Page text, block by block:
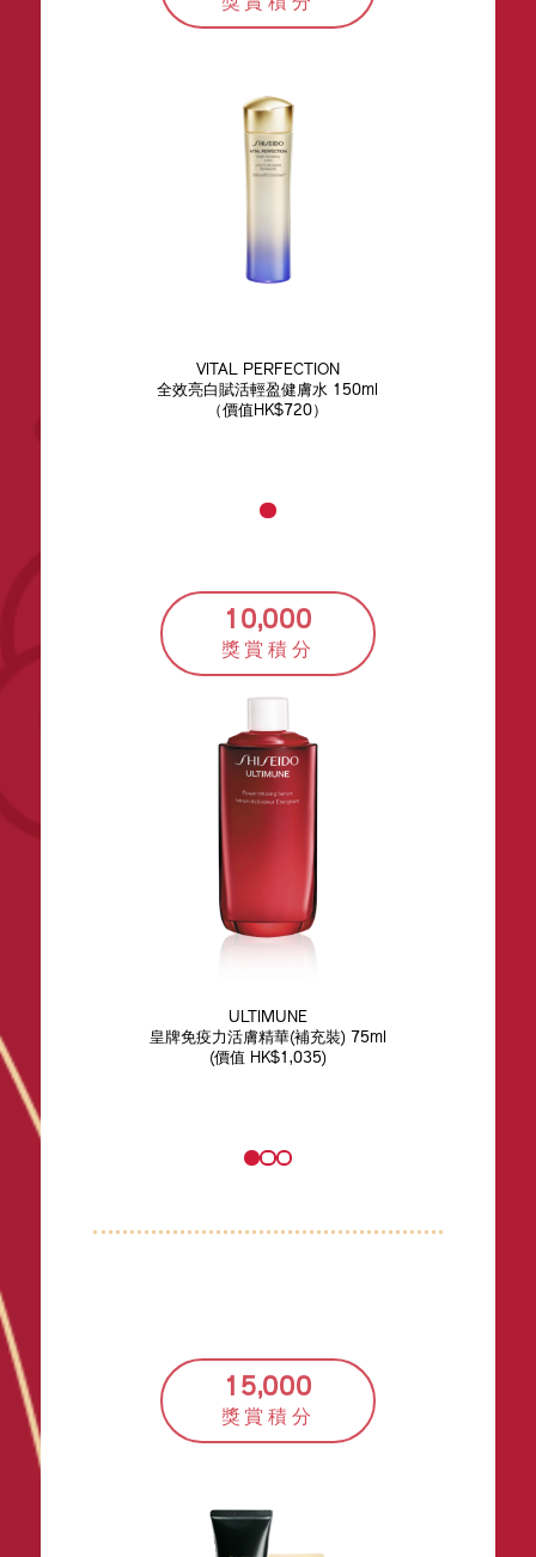
VITAL PERFECTION
全效亮白賦活輕盈健膚水 150ml
（價值HK$720）
10,000
獎賞積分
ULTIMUNE
皇牌免疫力活膚精華(補充裝) 75ml
(價值 HK$1,035)
15,000
獎賞積分